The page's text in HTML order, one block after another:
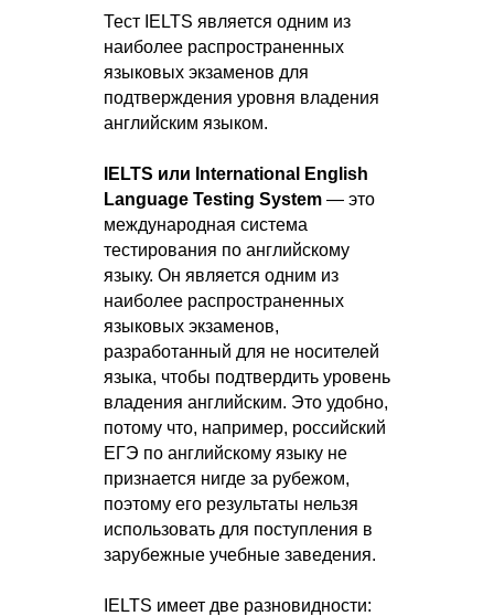
Тест IELTS является одним из
наиболее распространенных
языковых экзаменов для
подтверждения уровня владения
английским языком.
IELTS или International English
Language Testing System — это
международная система
тестирования по английскому
языку. Он является одним из
наиболее распространенных
языковых экзаменов,
разработанный для не носителей
языка, чтобы подтвердить уровень
владения английским. Это удобно,
потому что, например, российский
ЕГЭ по английскому языку не
признается нигде за рубежом,
поэтому его результаты нельзя
использовать для поступления в
зарубежные учебные заведения.
IELTS имеет две разновидности: